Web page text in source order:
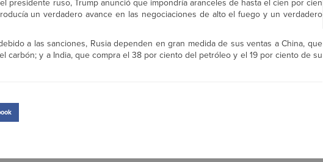
presidente ruso, Trump anunció que impondría aranceles de hasta el cien por cien
un verdadero avance en las negociaciones de alto el fuego y un verdadero
a las sanciones, Rusia dependen en gran medida de sus ventas a China, que
y a India, que compra el 38 por ciento del petróleo y el 19 por ciento de su